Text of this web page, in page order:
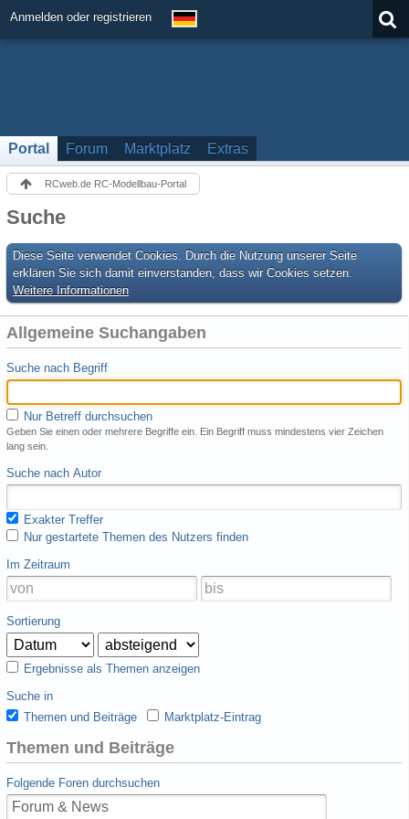
Anmelden oder registrieren
Portal Forum Marktplatz Extras
RCweb.de RC-Modellbau-Portal
Suche
Diese Seite verwendet Cookies. Durch die Nutzung unserer Seite
erklären Sie sich damit einverstanden, dass wir Cookies setzen.
Weitere Informationen
Allgemeine Suchangaben
Suche nach Begriff
Nur Betreff durchsuchen
Geben Sie einen oder mehrere Begriffe ein. Ein Begriff muss mindestens vier Zeichen
lang sein.
Suche nach Autor
Exakter Treffer
Nur gestartete Themen des Nutzers finden
Im Zeitraum
Sortierung
Ergebnisse als Themen anzeigen
Suche in
Themen und Beiträge
Marktplatz-Eintrag
Themen und Beiträge
Folgende Foren durchsuchen